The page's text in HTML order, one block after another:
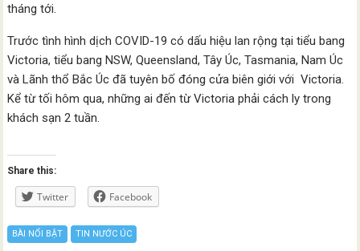
tháng tới.
Trước tình hình dịch COVID-19 có dấu hiệu lan rộng tại tiểu bang
Victoria, tiểu bang NSW, Queensland, Tây Úc, Tasmania, Nam Úc
và Lãnh thổ Bắc Úc đã tuyên bố đóng cửa biên giới với Victoria.
Kể từ tối hôm qua, những ai đến từ Victoria phải cách ly trong
khách sạn 2 tuần.
Share this:
Twitter Facebook
BÀI NỔI BẬT TIN NƯỚC ÚC